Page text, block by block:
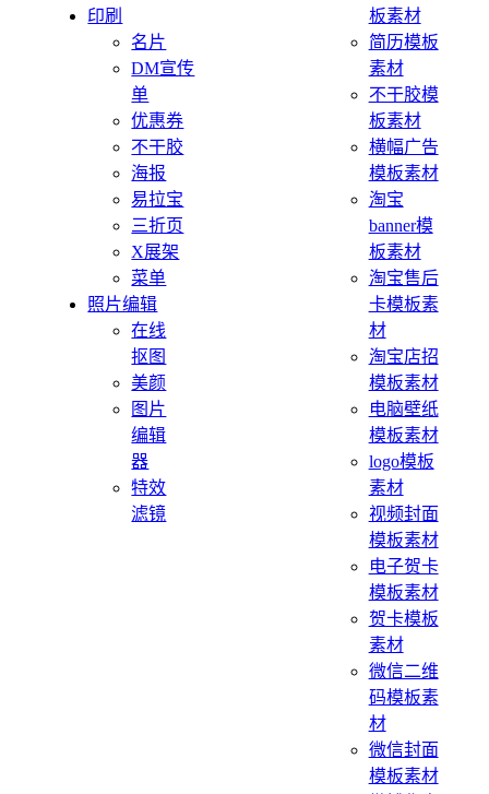
印刷
名片
DM宣传
单
优惠券
不干胶
海报
易拉宝
三折页
X展架
菜单
照片编辑
在线
抠图
美颜
图片
编辑
器
特效
滤镜
板素材
简历模板
素材
不干胶模
板素材
横幅广告
模板素材
淘宝
banner模
板素材
淘宝售后
卡模板素
材
淘宝店招
模板素材
电脑壁纸
模板素材
logo模板
素材
视频封面
模板素材
电子贺卡
模板素材
贺卡模板
素材
微信二维
码模板素
材
微信封面
模板素材